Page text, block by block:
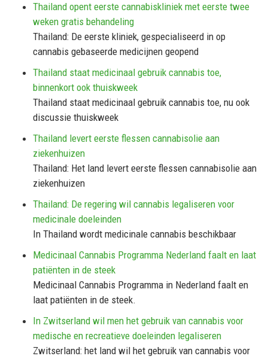
Thailand opent eerste cannabiskliniek met eerste twee
weken gratis behandeling
Thailand: De eerste kliniek, gespecialiseerd in op
cannabis gebaseerde medicijnen geopend
Thailand staat medicinaal gebruik cannabis toe,
binnenkort ook thuiskweek
Thailand staat medicinaal gebruik cannabis toe, nu ook
discussie thuiskweek
Thailand levert eerste flessen cannabisolie aan
ziekenhuizen
Thailand: Het land levert eerste flessen cannabisolie aan
ziekenhuizen
Thailand: De regering wil cannabis legaliseren voor
medicinale doeleinden
In Thailand wordt medicinale cannabis beschikbaar
Medicinaal Cannabis Programma Nederland faalt en laat
patiënten in de steek
Medicinaal Cannabis Programma in Nederland faalt en
laat patiënten in de steek.
In Zwitserland wil men het gebruik van cannabis voor
medische en recreatieve doeleinden legaliseren
Zwitserland: het land wil het gebruik van cannabis voor